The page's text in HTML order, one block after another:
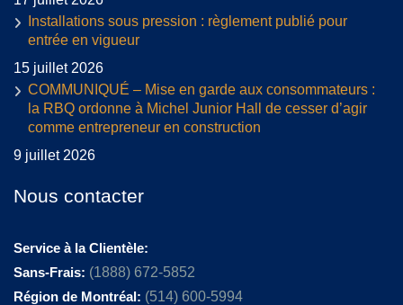
Installations sous pression : règlement publié pour
entrée en vigueur
15 juillet 2026
COMMUNIQUÉ – Mise en garde aux consommateurs :
la RBQ ordonne à Michel Junior Hall de cesser d’agir
comme entrepreneur en construction
9 juillet 2026
Nous contacter
Service à la Clientèle:
Sans-Frais: (1888) 672-5852
Région de Montréal: (514) 600-5994